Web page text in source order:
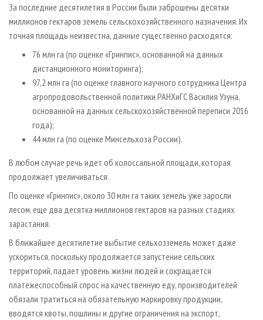
ДЕРЕВЯННОЕ ДОМОСТРОЕНИЕ
ПРОИЗВОДСТВО МЕБЕЛИ
БИОЭНЕРГЕТИКА
ЦБП
ИНСТРУМЕНТ И МАТЕРИАЛЫ
ОФИЦИАЛЬНЫЕ ДЕЛЕГАЦИИ
ПРИОРИТЕТНЫЕ ИНВЕСТПРОЕКТЫ
RUSSIAN FORESTRY REVIEW
ГАЗЕТА ЛЕСПРОМФОРУМ
БИБЛИОТЕКА СПЕЦИАЛИСТА
За последние десятилетия в России были заброшены десятки
миллионов гектаров земель сельскохозяйственного назначения. Их
точная площадь неизвестна, данные существенно расходятся:
76 млн га (по оценке «Гринпис», основанной на данных
дистанционного мониторинга);
97,2 млн га (по оценке главного научного сотрудника Центра
агропродовольственной политики РАНХиГС Василия Узуна,
основанной на данных сельскохозяйственной переписи 2016
года);
44 млн га (по оценке Минсельхоза России).
В любом случае речь идет об колоссальной площади, которая
продолжает увеличиваться.
По оценке «Гринпис», около 30 млн га таких земель уже заросли
лесом, еще два десятка миллионов гектаров на разных стадиях
зарастания.
В ближайшее десятилетие выбытие сельхозземель может даже
ускориться, поскольку продолжается запустение сельских
территорий, падает уровень жизни людей и сокращается
платежеспособный спрос на качественную еду, производителей
обязали тратиться на обязательную маркировку продукции,
вводятся квоты, пошлины и другие ограничения на экспорт,